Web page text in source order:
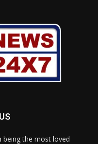
being the most loved